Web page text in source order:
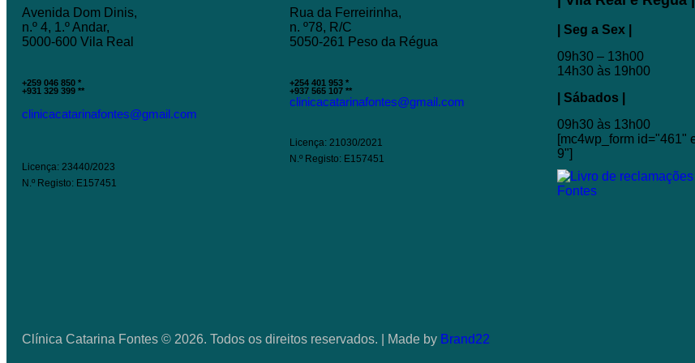
Avenida Dom Dinis,
n.º 4, 1.º Andar,
5000-600 Vila Real
+259 046 850 *
+931 329 399 **
clinicacatarinafontes@gmail.com
Licença: 23440/2023
N.º Registo: E157451
Rua da Ferreirinha,
n. º78, R/C
5050-261 Peso da Régua
+254 401 953 *
+937 565 107 **
clinicacatarinafontes@gmail.com
Licença: 21030/2021
N.º Registo: E157451
| Seg a Sex |
09h30 – 13h00
14h30 às 19h00
| Sábados |
09h30 às 13h00
[mc4wp_form id="461"
9"]
Clínica Catarina Fontes © 2026. Todos os direitos reservados. | Made by Brand22